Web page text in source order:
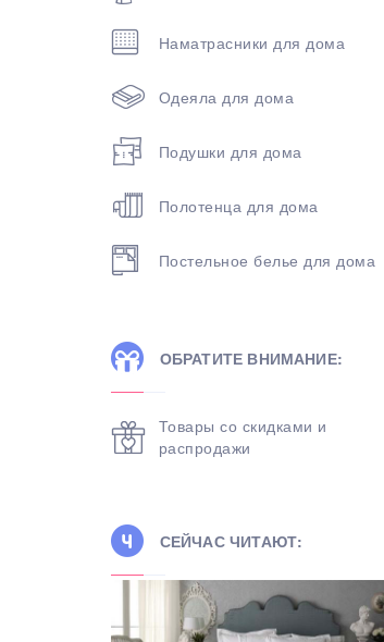
Наматрасники для дома
Одеяла для дома
Подушки для дома
Полотенца для дома
Постельное белье для дома
ОБРАТИТЕ ВНИМАНИЕ:
Товары со скидками и
распродажи
СЕЙЧАС ЧИТАЮТ: